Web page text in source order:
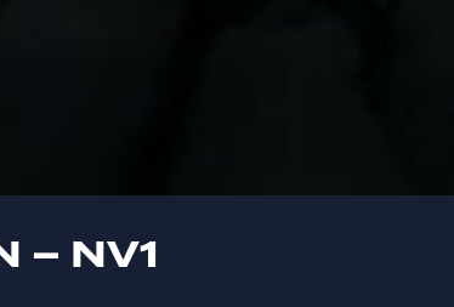
– NV1